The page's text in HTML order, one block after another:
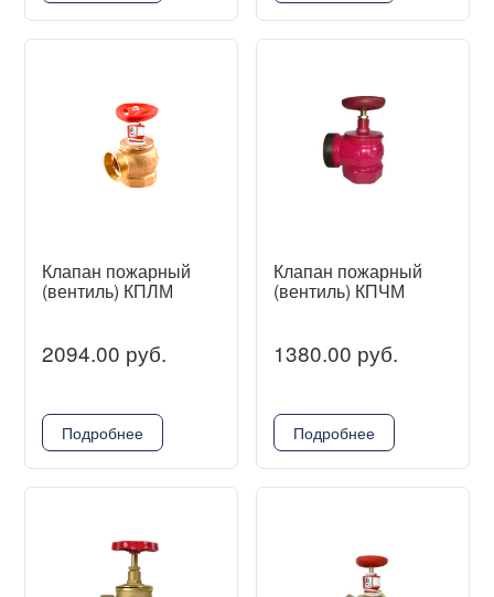
Клапан пожарный
(вентиль) КПЛМ
2094.00 руб.
Подробнее
Клапан пожарный
(вентиль) КПЧМ
1380.00 руб.
Подробнее